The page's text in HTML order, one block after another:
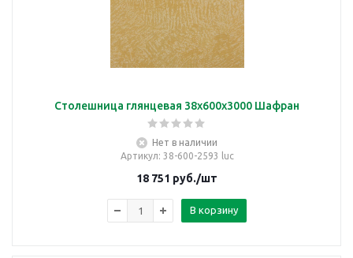
Столешница глянцевая 38х600х3000 Шафран
Нет в наличии
Артикул: 38-600-2593 luc
18 751 руб./шт
В корзину